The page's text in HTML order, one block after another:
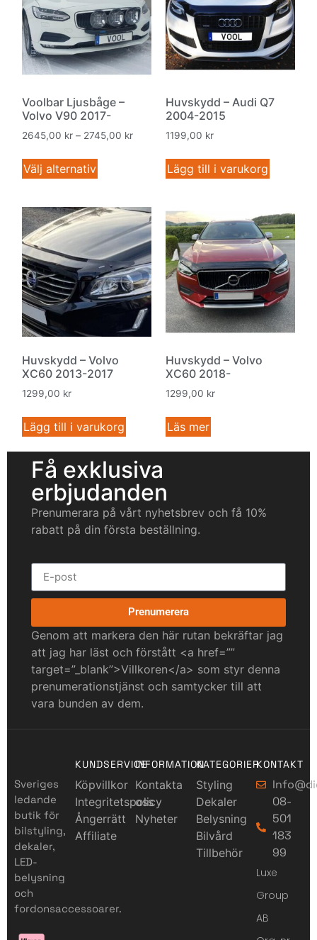
Voolbar Ljusbåge –
Volvo V90 2017-
2645,00 kr – 2745,00 kr
Välj alternativ
Huvskydd – Audi Q7
2004-2015
1199,00 kr
Lägg till i varukorg
Huvskydd – Volvo
XC60 2013-2017
1299,00 kr
Lägg till i varukorg
Huvskydd – Volvo
XC60 2018-
1299,00 kr
Läs mer
Få exklusiva
erbjudanden
Prenumerara på vårt nyhetsbrev och få 10%
rabatt på din första beställning.
Prenumerera
Genom att markera den här rutan bekräftar jag
att jag har läst och förstått <a href=””
target=”_blank”>Villkoren</a> som styr denna
prenumerationstjänst och samtycker till att
vara bunden av dem.
Sveriges
ledande
butik för
bilstyling,
dekaler,
LED-
belysning
och
fordonsaccessoarer.
KUNDSERVICE
Köpvillkor
Integritetspolicy
Ångerrätt
Affiliate
INFORMATION
Kontakta
oss
Nyheter
KATEGORIER
Styling
Dekaler
Belysning
Bilvård
Tillbehör
KONTAKT
08-
501
183
99
Luxe
Group
AB